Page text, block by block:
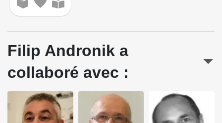
Filip Andronik a
collaboré avec :